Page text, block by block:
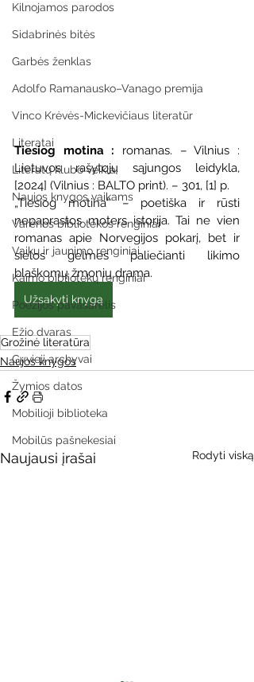
Kilnojamos parodos
Sidabrinės bitės
Garbės ženklas
Adolfo Ramanausko–Vanago premija
Vinco Krėvės-Mickevičiaus literatūr
Literatai
Literatų klubo veikla
Naujos knygos vaikams
Varėnos bibliotekos renginiai
Vaikų ir jaunimo renginiai
Kaimo bibliotekų renginiai
Poezijos pavasarėlis
Ežio dvaras
Gyvieji archyvai
Žymios datos
Mobilioji biblioteka
Mobilūs pašnekesiai
Tiesiog motina : romanas. – Vilnius :
Lietuvos rašytojų sąjungos leidykla,
[2024] (Vilnius : BALTO print). – 301, [1] p.
„Tiesiog motina“ – poetiška ir rūsti
nepaprastos moters istorija. Tai ne vien
romanas apie Norvegijos pokarį, bet ir
sielos gelmes paliečianti likimo
blaškomų žmonių drama.
Užsakyti knygą
Grožinė literatūra
Naujos knygos
Naujausi įrašai Rodyti viską